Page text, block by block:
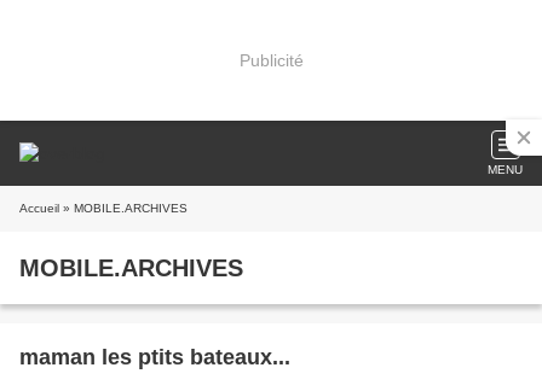
Publicité
MENU
Accueil » MOBILE.ARCHIVES
MOBILE.ARCHIVES
maman les ptits bateaux...